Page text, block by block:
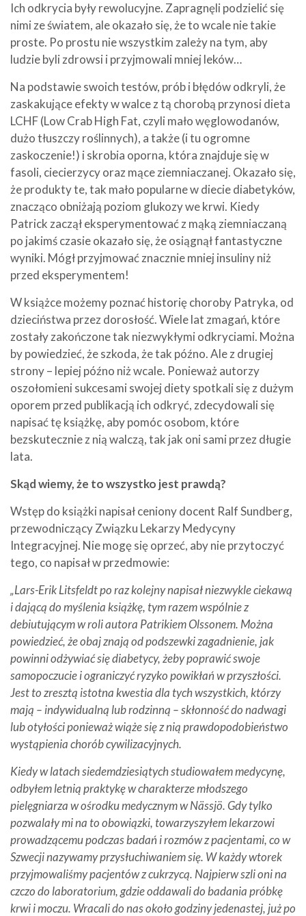
Ich odkrycia były rewolucyjne. Zapragnęli podzielić się
nimi ze światem, ale okazało się, że to wcale nie takie
proste. Po prostu nie wszystkim zależy na tym, aby
ludzie byli zdrowsi i przyjmowali mniej leków…
Na podstawie swoich testów, prób i błędów odkryli, że
zaskakujące efekty w walce z tą chorobą przynosi dieta
LCHF (Low Crab High Fat, czyli mało węglowodanów,
dużo tłuszczy roślinnych), a także (i tu ogromne
zaskoczenie!) i skrobia oporna, która znajduje się w
fasoli, ciecierzycy oraz mące ziemniaczanej. Okazało się,
że produkty te, tak mało popularne w diecie diabetyków,
znacząco obniżają poziom glukozy we krwi. Kiedy
Patrick zaczął eksperymentować z mąką ziemniaczaną
po jakimś czasie okazało się, że osiągnął fantastyczne
wyniki. Mógł przyjmować znacznie mniej insuliny niż
przed eksperymentem!
W książce możemy poznać historię choroby Patryka, od
dzieciństwa przez dorosłość. Wiele lat zmagań, które
zostały zakończone tak niezwykłymi odkryciami. Można
by powiedzieć, że szkoda, że tak późno. Ale z drugiej
strony – lepiej późno niż wcale. Ponieważ autorzy
oszołomieni sukcesami swojej diety spotkali się z dużym
oporem przed publikacją ich odkryć, zdecydowali się
napisać tę książkę, aby pomóc osobom, które
bezskutecznie z nią walczą, tak jak oni sami przez długie
lata.
Skąd wiemy, że to wszystko jest prawdą?
Wstęp do książki napisał ceniony docent Ralf Sundberg,
przewodniczący Związku Lekarzy Medycyny
Integracyjnej. Nie mogę się oprzeć, aby nie przytoczyć
tego, co napisał w przedmowie:
„Lars-Erik Litsfeldt po raz kolejny napisał niezwykle ciekawą
i dającą do myślenia książkę, tym razem wspólnie z
debiutującym w roli autora Patrikiem Olssonem. Można
powiedzieć, że obaj znają od podszewki zagadnienie, jak
powinni odżywiać się diabetycy, żeby poprawić swoje
samopoczucie i ograniczyć ryzyko powikłań w przyszłości.
Jest to zresztą istotna kwestia dla tych wszystkich, którzy
mają – indywidualną lub rodzinną – skłonność do nadwagi
lub otyłości ponieważ wiąże się z nią prawdopodobieństwo
wystąpienia chorób cywilizacyjnych.
Kiedy w latach siedemdziesiątych studiowałem medycynę,
odbyłem letnią praktykę w charakterze młodszego
pielęgniarza w ośrodku medycznym w Nässjö. Gdy tylko
pozwalały mi na to obowiązki, towarzyszyłem lekarzowi
prowadzącemu podczas badań i rozmów z pacjentami, co w
Szwecji nazywamy przysłuchiwaniem się. W każdy wtorek
przyjmowaliśmy pacjentów z cukrzycą. Najpierw szli oni na
czczo do laboratorium, gdzie oddawali do badania próbkę
krwi i moczu. Wracali do nas około godziny jedenastej, już po